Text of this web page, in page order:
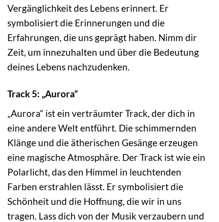
Vergänglichkeit des Lebens erinnert. Er
symbolisiert die Erinnerungen und die
Erfahrungen, die uns geprägt haben. Nimm dir
Zeit, um innezuhalten und über die Bedeutung
deines Lebens nachzudenken.
Track 5: „Aurora“
„Aurora“ ist ein verträumter Track, der dich in
eine andere Welt entführt. Die schimmernden
Klänge und die ätherischen Gesänge erzeugen
eine magische Atmosphäre. Der Track ist wie ein
Polarlicht, das den Himmel in leuchtenden
Farben erstrahlen lässt. Er symbolisiert die
Schönheit und die Hoffnung, die wir in uns
tragen. Lass dich von der Musik verzaubern und